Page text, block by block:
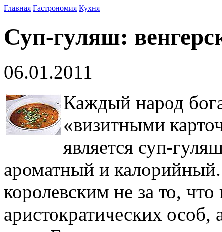
Главная Гастрономия Кухня
Суп-гуляш:
06.01.2011
Каждый народ
«визитными
является суп-
ароматный и
королевским не за то,
аристократических